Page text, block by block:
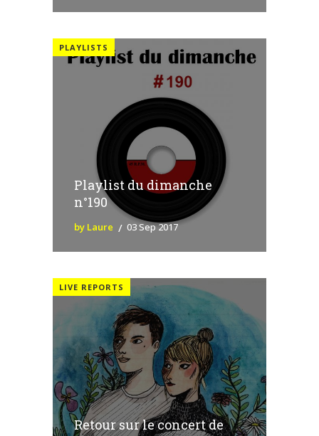
PLAYLISTS
Playlist du dimanche
n°190
by Laure 03 Sep 2017
LIVE REPORTS
Retour sur le concert de